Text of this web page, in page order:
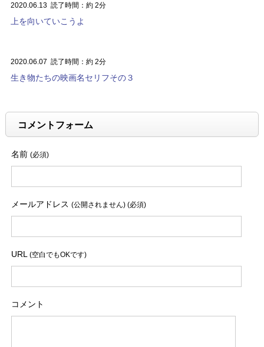
2020.06.13 読了時間：約 2分
上を向いていこうよ
2020.06.07 読了時間：約 2分
生き物たちの映画名セリフその３
コメントフォーム
名前 (必須)
メールアドレス (公開されません) (必須)
URL (空白でもOKです)
コメント